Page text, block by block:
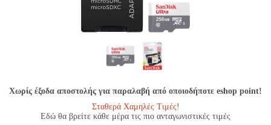
Χωρίς έξοδα αποστολής για παραλαβή από οποιοδήποτε eshop point!
Σταθερά Χαμηλές Τιμές!
Εδώ θα βρείτε κάθε μέρα τις πιο ανταγωνιστικές τιμές